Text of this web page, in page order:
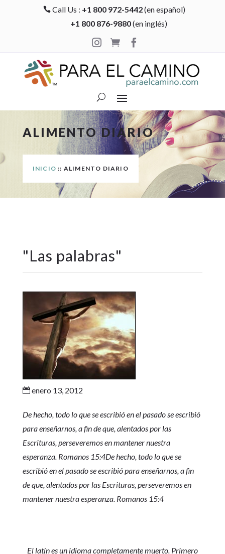
 Call Us : +1 800 972-5442(en español)
+1 800 876-9880(en inglés)

 
ALIMENTO DIARIO
INICIO :: ALIMENTO DIARIO
"Las palabras"
enero 13, 2012
De hecho, todo lo que se escribió en el pasado se escribió
para enseñarnos, a fin de que, alentados por las
Escrituras, perseveremos en mantener nuestra
esperanza. Romanos 15:4De hecho, todo lo que se
escribió en el pasado se escribió para enseñarnos, a fin
de que, alentados por las Escrituras, perseveremos en
mantener nuestra esperanza. Romanos 15:4
El latín es un idioma completamente muerto. Primero